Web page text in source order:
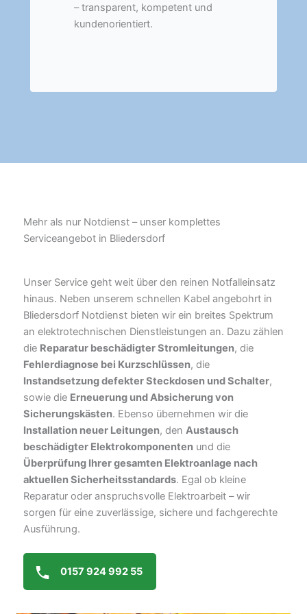
– transparent, kompetent und
kundenorientiert.
Mehr als nur Notdienst – unser komplettes
Serviceangebot in Bliedersdorf
Unser Service geht weit über den reinen Notfalleinsatz
hinaus. Neben unserem schnellen Kabel angebohrt in
Bliedersdorf Notdienst bieten wir ein breites Spektrum
an elektrotechnischen Dienstleistungen an. Dazu zählen
die Reparatur beschädigter Stromleitungen, die
Fehlerdiagnose bei Kurzschlüssen, die
Instandsetzung defekter Steckdosen und Schalter,
sowie die Erneuerung und Absicherung von
Sicherungskästen. Ebenso übernehmen wir die
Installation neuer Leitungen, den Austausch
beschädigter Elektrokomponenten und die
Überprüfung Ihrer gesamten Elektroanlage nach
aktuellen Sicherheitsstandards. Egal ob kleine
Reparatur oder anspruchsvolle Elektroarbeit – wir
sorgen für eine zuverlässige, sichere und fachgerechte
Ausführung.
0157 924 992 55